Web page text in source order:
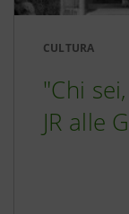
CULTURA
"Chi
JR alle